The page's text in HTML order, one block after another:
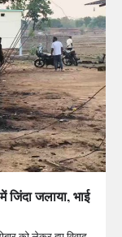
जलाया, भाई